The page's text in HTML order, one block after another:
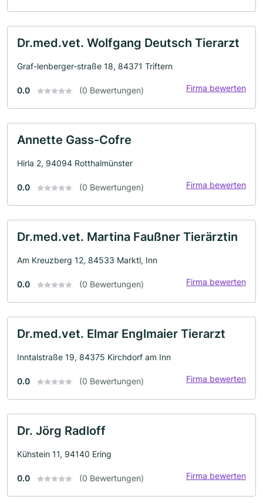
Dr.med.vet. Wolfgang Deutsch Tierarzt
Graf-lenberger-straße 18, 84371 Triftern
0.0 (0 Bewertungen) Firma bewerten
Annette Gass-Cofre
Hirla 2, 94094 Rotthalmünster
0.0 (0 Bewertungen) Firma bewerten
Dr.med.vet. Martina Faußner Tierärztin
Am Kreuzberg 12, 84533 Marktl, Inn
0.0 (0 Bewertungen) Firma bewerten
Dr.med.vet. Elmar Englmaier Tierarzt
Inntalstraße 19, 84375 Kirchdorf am Inn
0.0 (0 Bewertungen) Firma bewerten
Dr. Jörg Radloff
Kühstein 11, 94140 Ering
0.0 (0 Bewertungen) Firma bewerten